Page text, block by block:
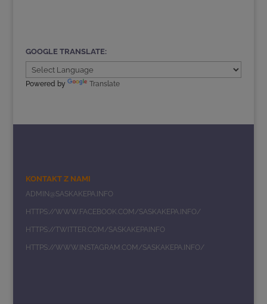
GOOGLE TRANSLATE:
Powered by Translate
KONTAKT Z NAMI
ADMIN@SASKAKEPA.INFO
HTTPS://WWW.FACEBOOK.COM/SASKAKEPA.INFO/
HTTPS://TWITTER.COM/SASKAKEPAINFO
HTTPS://WWW.INSTAGRAM.COM/SASKAKEPA.INFO/